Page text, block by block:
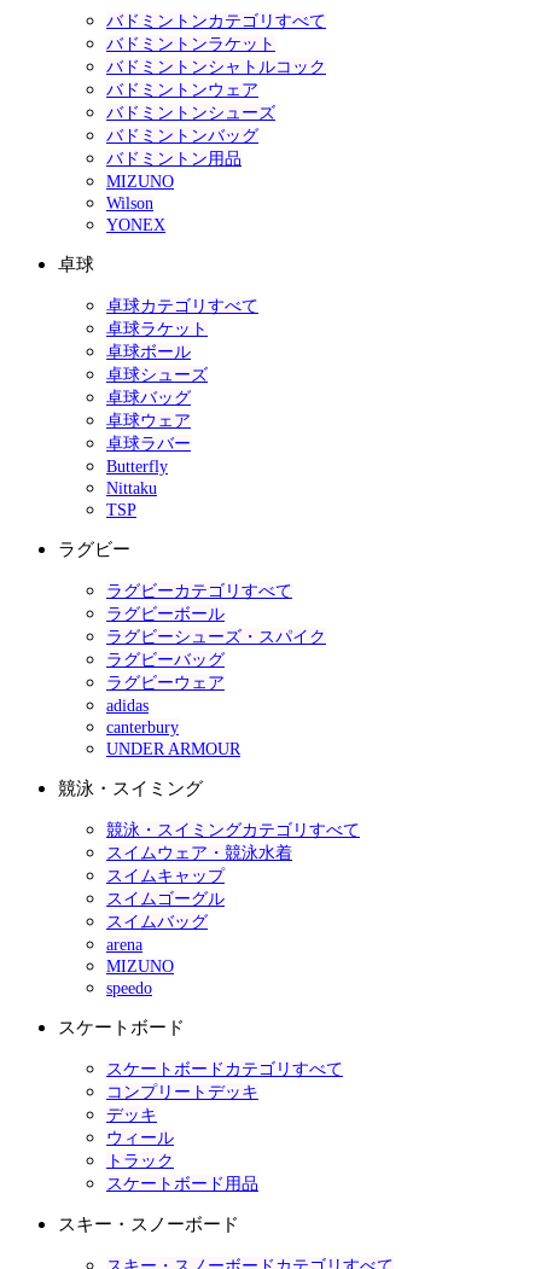
バドミントンカテゴリすべて
バドミントンラケット
バドミントンシャトルコック
バドミントンウェア
バドミントンシューズ
バドミントンバッグ
バドミントン用品
MIZUNO
Wilson
YONEX
卓球
卓球カテゴリすべて
卓球ラケット
卓球ボール
卓球シューズ
卓球バッグ
卓球ウェア
卓球ラバー
Butterfly
Nittaku
TSP
ラグビー
ラグビーカテゴリすべて
ラグビーボール
ラグビーシューズ・スパイク
ラグビーバッグ
ラグビーウェア
adidas
canterbury
UNDER ARMOUR
競泳・スイミング
競泳・スイミングカテゴリすべて
スイムウェア・競泳水着
スイムキャップ
スイムゴーグル
スイムバッグ
arena
MIZUNO
speedo
スケートボード
スケートボードカテゴリすべて
コンプリートデッキ
デッキ
ウィール
トラック
スケートボード用品
スキー・スノーボード